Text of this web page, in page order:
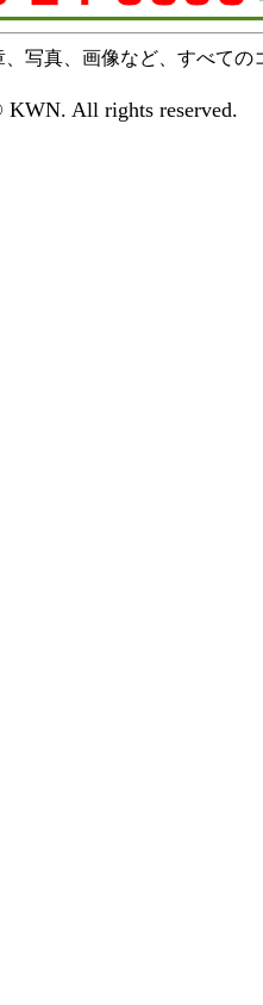
写真、画像など、すべての
All rights reserved.